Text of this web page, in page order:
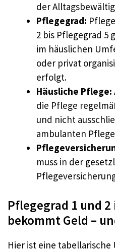
der
Pflegegrad:
2 bis Pflegegrad 5
im häuslichen
oder privat
erfolgt.
Häusliche Pflege:
die Pflege
und nicht
ambulanten
muss in der
Pflegegrad 1 und
bekommt Geld –
Hier ist eine tabellarische